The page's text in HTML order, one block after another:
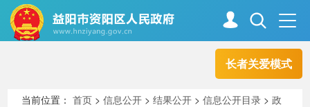
长者关爱模式
走进资阳
当前位置：首页 >信息公开 >结果公开 >信息公开目录 >政